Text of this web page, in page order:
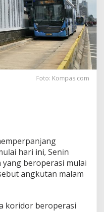
Foto: Kompas.com
hari ini, Senin
yang beroperasi mulai
angkutan malam
koridor beroperasi